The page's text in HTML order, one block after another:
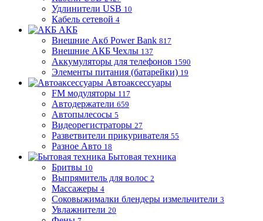
Удлинители USB 10
Кабель сетевой 4
АКБ
Внешние Акб Power Bank 817
Внешние АКБ Чехлы 137
Аккумуляторы для телефонов 1590
Элементы питания (батарейки) 19
Автоаксессуары
FM модуляторы 117
Автодержатели 659
Автопылесосы 5
Видеорегистраторы 27
Разветвители прикуривателя 55
Разное Авто 18
Бытовая техника
Бритвы 10
Выпрямитель для волос 2
Массажеры 4
Соковыжималки блендеры измельчители 3
Увлажнители 20